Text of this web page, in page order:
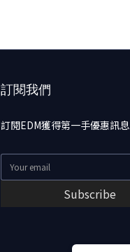
訂閱我們
訂閱EDM獲得第一手優惠訊息
Subscribe